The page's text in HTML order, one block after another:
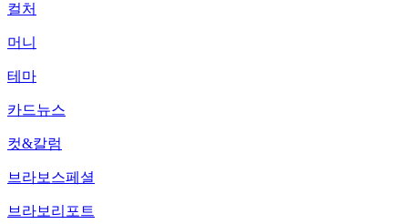
컬처
머니
테마
카드뉴스
컷&칼럼
브라보스페셜
브라보리포트